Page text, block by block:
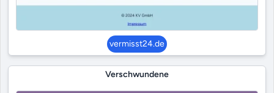
vermisst24.de
Verschwundene